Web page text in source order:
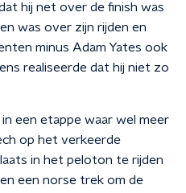
hij net over de finish was
was over zijn rijden en
minus Adam Yates ook
realiseerde dat hij niet zo
een etappe waar wel meer
op het verkeerde
in het peloton te rijden
een norse trek om de